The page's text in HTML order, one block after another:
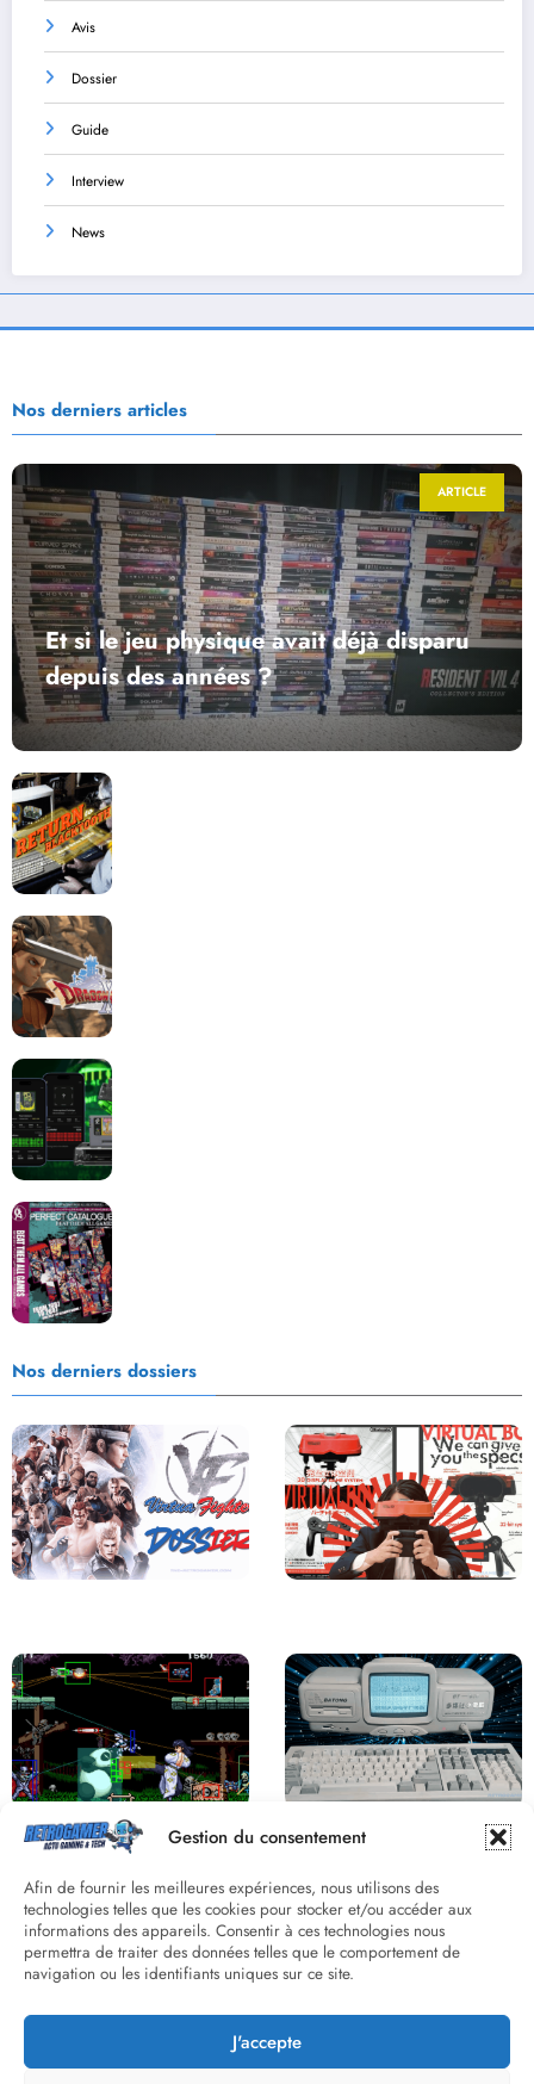
Gestion du consentement
Afin de fournir les meilleures expériences, nous utilisons des
technologies telles que les cookies pour stocker et/ou accéder aux
informations des appareils. Consentir à ces technologies nous
permettra de traiter des données telles que le comportement de
navigation ou les identifiants uniques sur ce site.
J'accepte
Avis
Dossier
Guide
Interview
News
Nos derniers articles
ARTICLE
Et si le jeu physique avait déjà disparu
depuis des années ?
Nos derniers dossiers
Derrière le pixel : L’art caché de la
hitbox
Une machine incroyable et
inconnue : le Batong BT-686
Street Fighter II : L’Odyssée d’une